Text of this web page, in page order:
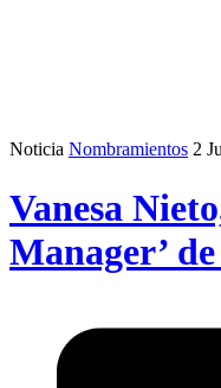
Noticia Nombramientos 2
Vanesa
Manager’